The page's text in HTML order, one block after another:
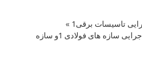
تاسیسات برقی1
»
ثبت نام دوره آموزشی نکات اجرایی سازه های فولادی 1و سازه